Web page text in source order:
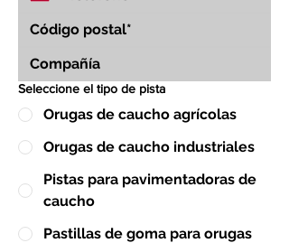
Seleccione el tipo de pista
Orugas de caucho agrícolas
Orugas de caucho industriales
Pistas para pavimentadoras de
caucho
Pastillas de goma para orugas